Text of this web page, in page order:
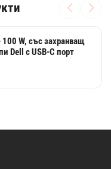
100 W, със захранващ
Dell с USB-C порт